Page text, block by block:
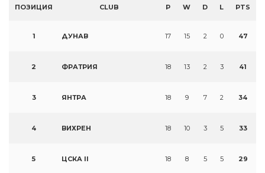
ПОЗИЦИЯ CLUB P W D L PTS
1 ДУНАВ 17 15 2 0 47
2 ФРАТРИЯ 18 13 2 3 41
3 ЯНТРА 18 9 7 2 34
4 ВИХРЕН 18 10 3 5 33
5 ЦСКА II 18 8 5 5 29